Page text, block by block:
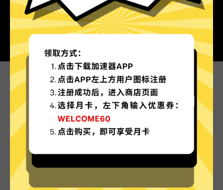
为什么选择Abc加速器?
更多服务器地区选择
Abc加速器现已拥有超多加速服务器节点，并且还